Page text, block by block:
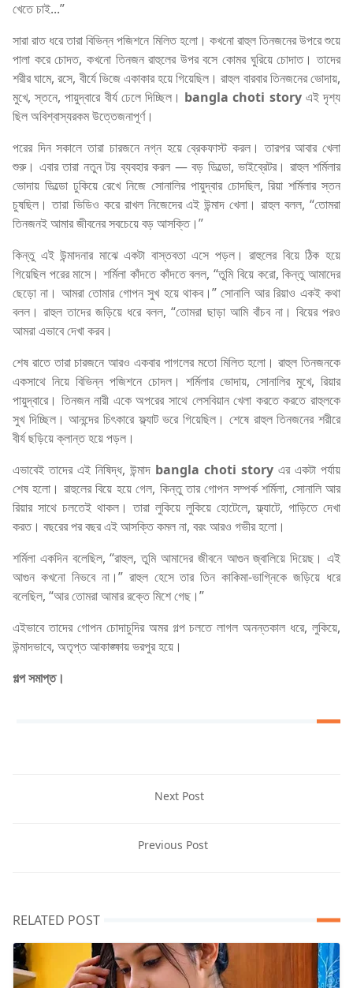
খেতে চাই...”
সারা রাত ধরে তারা বিভিন্ন পজিশনে মিলিত হলো। কখনো রাহুল তিনজনের উপরে শুয়ে
পালা করে চোদত, কখনো তিনজন রাহুলের উপর বসে কোমর ঘুরিয়ে চোদাত। তাদের
শরীর ঘামে, রসে, বীর্যে ভিজে একাকার হয়ে গিয়েছিল। রাহুল বারবার তিনজনের ভোদায়,
মুখে, স্তনে, পায়ুদ্বারে বীর্য ঢেলে দিচ্ছিল। bangla choti storyএই দৃশ্য
ছিল অবিশ্বাস্যরকম উত্তেজনাপূর্ণ।
পরের দিন সকালে তারা চারজনে নগ্ন হয়ে ব্রেকফাস্ট করল। তারপর আবার খেলা
শুরু। এবার তারা নতুন টয় ব্যবহার করল — বড় ডিল্ডো, ভাইব্রেটর। রাহুল শর্মিলার
ভোদায় ডিল্ডো ঢুকিয়ে রেখে নিজে সোনালির পায়ুদ্বার চোদছিল, রিয়া শর্মিলার স্তন
চুষছিল। তারা ভিডিও করে রাখল নিজেদের এই উন্মাদ খেলা। রাহুল বলল, “তোমরা
তিনজনই আমার জীবনের সবচেয়ে বড় আসক্তি।”
কিন্তু এই উন্মাদনার মাঝে একটা বাস্তবতা এসে পড়ল। রাহুলের বিয়ে ঠিক হয়ে
গিয়েছিল পরের মাসে। শর্মিলা কাঁদতে কাঁদতে বলল, “তুমি বিয়ে করো, কিন্তু আমাদের
ছেড়ো না। আমরা তোমার গোপন সুখ হয়ে থাকব।” সোনালি আর রিয়াও একই কথা
বলল। রাহুল তাদের জড়িয়ে ধরে বলল, “তোমরা ছাড়া আমি বাঁচব না। বিয়ের পরও
আমরা এভাবে দেখা করব।
শেষ রাতে তারা চারজনে আরও একবার পাগলের মতো মিলিত হলো। রাহুল তিনজনকে
একসাথে নিয়ে বিভিন্ন পজিশনে চোদল। শর্মিলার ভোদায়, সোনালির মুখে, রিয়ার
পায়ুদ্বারে। তিনজন নারী একে অপরের সাথে লেসবিয়ান খেলা করতে করতে রাহুলকে
সুখ দিচ্ছিল। আনন্দের চিৎকারে ফ্ল্যাট ভরে গিয়েছিল। শেষে রাহুল তিনজনের শরীরে
বীর্য ছড়িয়ে ক্লান্ত হয়ে পড়ল।
এভাবেই তাদের এই নিষিদ্ধ, উন্মাদ bangla choti story এর একটা পর্যায়
শেষ হলো। রাহুলের বিয়ে হয়ে গেল, কিন্তু তার গোপন সম্পর্ক শর্মিলা, সোনালি আর
রিয়ার সাথে চলতেই থাকল। তারা লুকিয়ে লুকিয়ে হোটেলে, ফ্ল্যাটে, গাড়িতে দেখা
করত। বছরের পর বছর এই আসক্তি কমল না, বরং আরও গভীর হলো।
শর্মিলা একদিন বলেছিল, “রাহুল, তুমি আমাদের জীবনে আগুন জ্বালিয়ে দিয়েছ। এই
আগুন কখনো নিভবে না।” রাহুল হেসে তার তিন কাকিমা-ভাগ্নিকে জড়িয়ে ধরে
বলেছিল, “আর তোমরা আমার রক্তে মিশে গেছ।”
এইভাবে তাদের গোপন চোদাচুদির অমর গল্প চলতে লাগল অনন্তকাল ধরে, লুকিয়ে,
উন্মাদভাবে, অতৃপ্ত আকাঙ্ক্ষায় ভরপুর হয়ে।
গল্প সমাপ্ত।
Next Post
Previous Post
RELATED POST